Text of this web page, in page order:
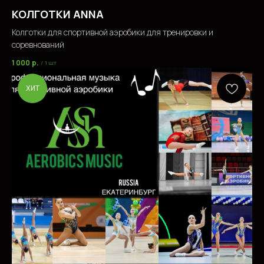
КОЛГОТКИ ANNA
Колготки для спортивной аэробики для тренировки и
соревнований
1 000 р. / 1 шт
ХИТ